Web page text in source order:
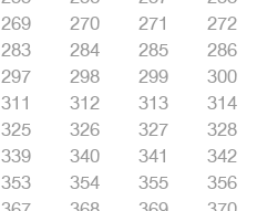
269 270 271 272
283 284 285 286
297 298 299 300
311 312 313 314
325 326 327 328
339 340 341 342
353 354 355 356